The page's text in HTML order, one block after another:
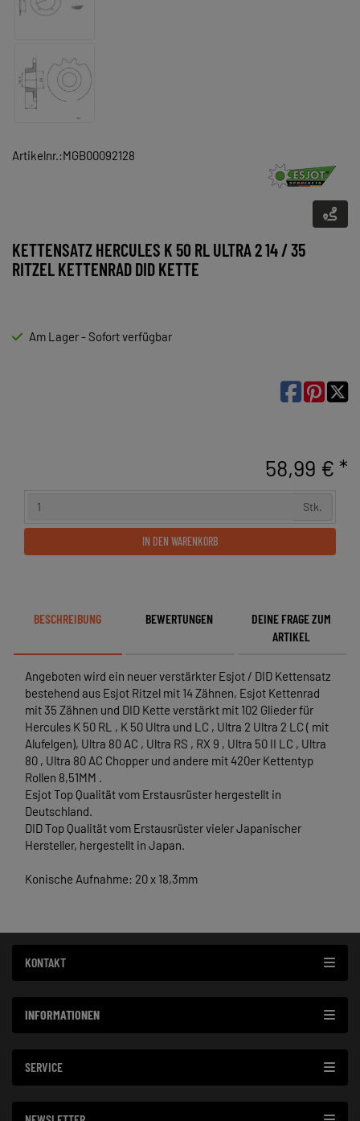
Artikelnr.:MGB00092128
KETTENSATZ HERCULES K 50 RL ULTRA 2 14 / 35
RITZEL KETTENRAD DID KETTE
Am Lager - Sofort verfügbar

58,99 € *
Stk.
IN DEN WARENKORB
BESCHREIBUNG BEWERTUNGEN
DEINE FRAGE ZUM
ARTIKEL
Angeboten wird ein neuer verstärkter Esjot / DID Kettensatz
bestehend aus Esjot Ritzel mit 14 Zähnen, Esjot Kettenrad
mit 35 Zähnen und DID Kette verstärkt mit 102 Glieder für
Hercules K 50 RL , K 50 Ultra und LC , Ultra 2 Ultra 2 LC ( mit
Alufelgen), Ultra 80 AC , Ultra RS , RX 9 , Ultra 50 II LC , Ultra
80 , Ultra 80 AC Chopper und andere mit 420er Kettentyp
Rollen 8,51MM .
Esjot Top Qualität vom Erstausrüster hergestellt in
Deutschland.
DID Top Qualität vom Erstausrüster vieler Japanischer
Hersteller, hergestellt in Japan.
Konische Aufnahme: 20 x 18,3mm
KONTAKT
INFORMATIONEN
SERVICE